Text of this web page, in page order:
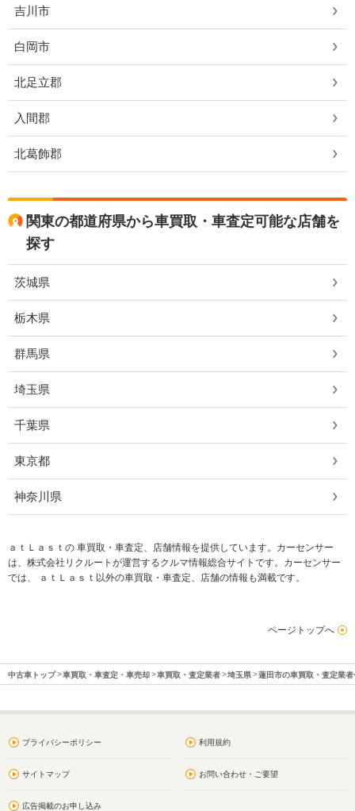
吉川市
白岡市
北足立郡
入間郡
北葛飾郡
関東の都道府県から車買取・車査定可能な店舗を
探す
茨城県
栃木県
群馬県
埼玉県
千葉県
東京都
神奈川県
ａｔＬａｓｔの 車買取・車査定、店舗情報を提供しています。カーセンサー
は、株式会社リクルートが運営するクルマ情報総合サイトです。カーセンサー
では、 ａｔＬａｓｔ以外の車買取・車査定、店舗の情報も満載です。
ページトップへ
中古車トップ 車買取・車査定・車売却 車買取・査定業者 埼玉県 蓮田市の車買取・査定業者
プライバシーポリシー 利用規約
サイトマップ お問い合わせ・ご要望
広告掲載のお申し込み